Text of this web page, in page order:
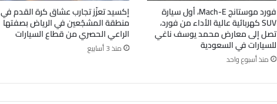
فورد موستانج Mach-E، أول سيارة
SUV كهربائية عالية الأداء من فورد،
تصل إلى معارض محمد يوسف ناغي
للسيارات في السعودية
منذ أسبوع واحد
إكسيد تعزّز تجارب عشاق كرة القدم في
منطقة المشجّعين في الرياض بصفتها
الراعي الحصري من قطاع السيارات
منذ 3 أسابيع